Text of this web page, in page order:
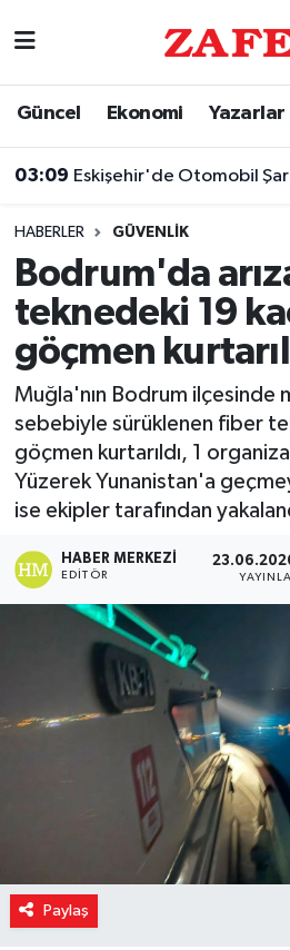
Güncel Ekonomi Yazarlar
03:09 Eskişehir'de Otomobil
HABERLER GÜVENLIK
Bodrum'da
teknedeki 19
göçmen
Muğla'nın Bodrum ilçesinde
sebebiyle sürüklenen fiber
göçmen kurtarıldı, 1
Yüzerek Yunanistan'a
ise ekipler tarafından
HABER MERKEZI
EDITÖR
Paylaş
Nöbetçi Eczaneler
Trafik Durumu
Süper Lig Puan Durumu ve
Tüm Manşetler
Son Dakika Haberleri
Haber Arşivi